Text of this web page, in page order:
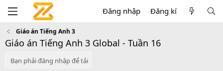
Đăng nhập Đăng kí
Giáo án Tiếng Anh 3
Giáo án Tiếng Anh 3 Global - Tuần 16
Bạn phải đăng nhập để tải